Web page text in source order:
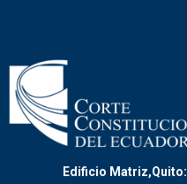
Edificio Matriz,Quito: